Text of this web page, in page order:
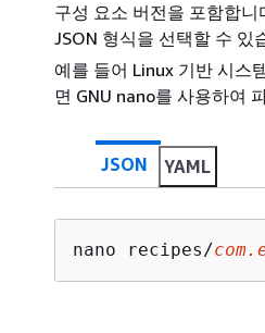
구성 요소 버전을 포함합니
JSON 형식을 선택할 수 있
예를 들어 Linux 기반 시스
면 GNU nano를 사용하여
JSON YAML
nano recipes/